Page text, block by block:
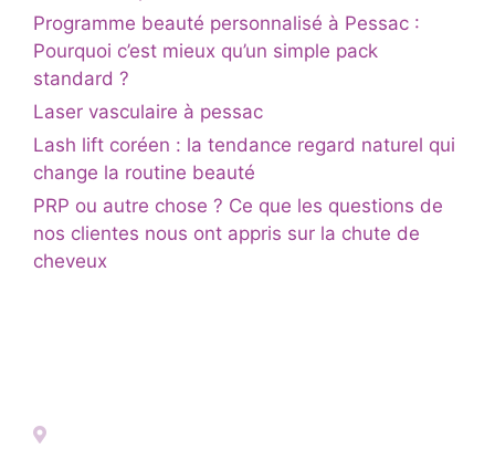
Programme beauté personnalisé à Pessac :
Pourquoi c’est mieux qu’un simple pack
standard ?
Laser vasculaire à pessac
Lash lift coréen : la tendance regard naturel qui
change la routine beauté
PRP ou autre chose ? Ce que les questions de
nos clientes nous ont appris sur la chute de
cheveux